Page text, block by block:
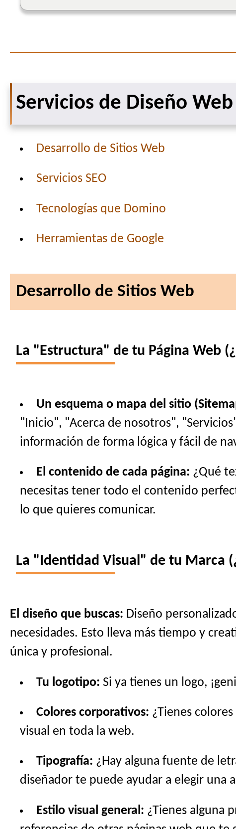
Servicios de Diseño Web
Desarrollo de Sitios Web
Servicios SEO
Tecnologías que Domino
Herramientas de Google
Desarrollo de Sitios Web
La "Estructura" de tu Página Web
Un esquema o mapa del sitio
"Inicio", "Acerca de nosotros",
información de forma lógica y fácil de
El contenido de cada página: ¿Qué
necesitas tener todo el contenido
lo que quieres comunicar.
La "Identidad Visual" de tu Marca
El diseño que buscas: Diseño
necesidades. Esto lleva más tiempo y
única y profesional.
Tu logotipo: Si ya tienes un logo,
Colores corporativos: ¿Tienes
visual en toda la web.
Tipografía: ¿Hay alguna fuente de
diseñador te puede ayudar a elegir una
Estilo visual general: ¿Tienes alguna